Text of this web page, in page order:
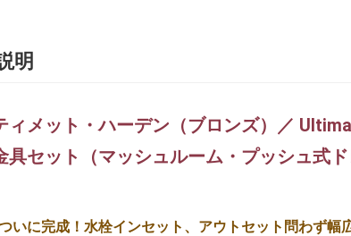
明
ィメット・ハーデン（ブロンズ）／
具セット（マッシュルーム・プッシュ式
いに完成！水栓インセット、アウトセット問わず